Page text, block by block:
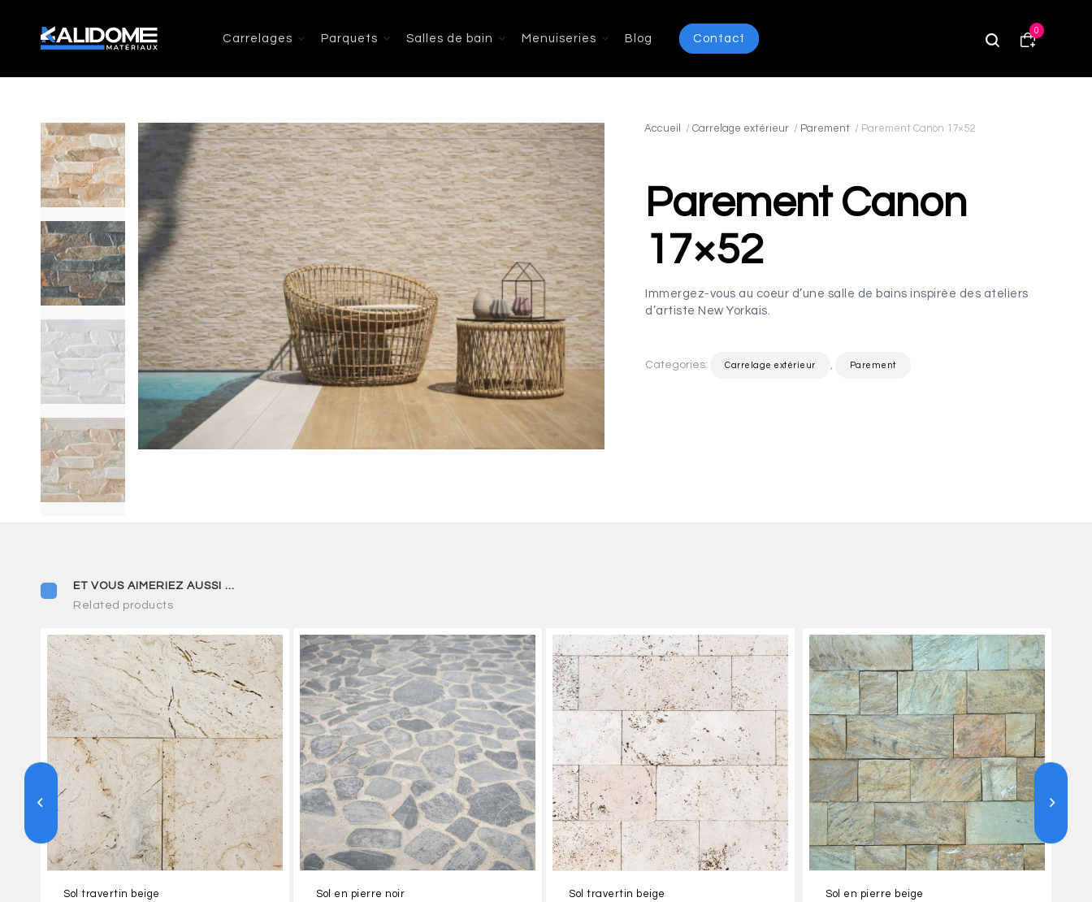
Carrelages Parquets Salles de bain Menuiseries Blog Contact
0
Accueil / Carrelage extérieur / Parement / Parement Canon 17×52
Parement Canon
17×52
Immergez-vous au coeur d’une salle de bains inspirée des ateliers
d’artiste New Yorkais.
Categories: Carrelage extérieur , Parement
Related products
Sol travertin beige Sol en pierre noir Sol travertin beige Sol en pierre beige
Parement Teide 17×52